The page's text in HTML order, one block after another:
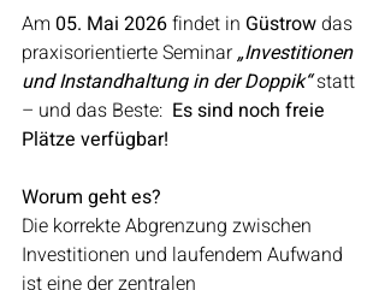
Am 05. Mai 2026 findet in Güstrow das
praxisorientierte Seminar „Investitionen
und Instandhaltung in der Doppik“ statt
– und das Beste: Es sind noch freie
Plätze verfügbar!
Worum geht es?
Die korrekte Abgrenzung zwischen
Investitionen und laufendem Aufwand
ist eine der zentralen